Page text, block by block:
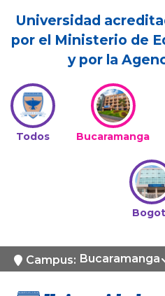
Universidad
por el Ministerio de
y por la
Todos Bucaramanga
Campus: Bucaramanga